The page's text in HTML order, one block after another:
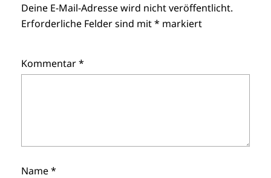
Deine E-Mail-Adresse wird nicht veröffentlicht.
Erforderliche Felder sind mit* markiert
Kommentar*
Name*